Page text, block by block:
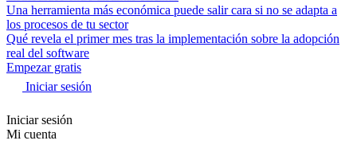
Una herramienta más económica puede salir cara si no se adapta a
los procesos de tu sector
Qué revela el primer mes tras la implementación sobre la adopción
real del software
Empezar gratis
Iniciar sesión
Iniciar sesión
Mi cuenta